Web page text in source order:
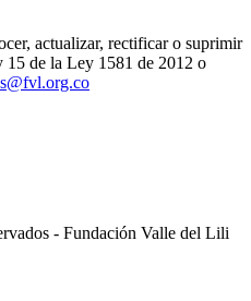
actualizar, rectificar o suprimir
15 de la Ley 1581 de 2012 o
- Fundación Valle del Lili